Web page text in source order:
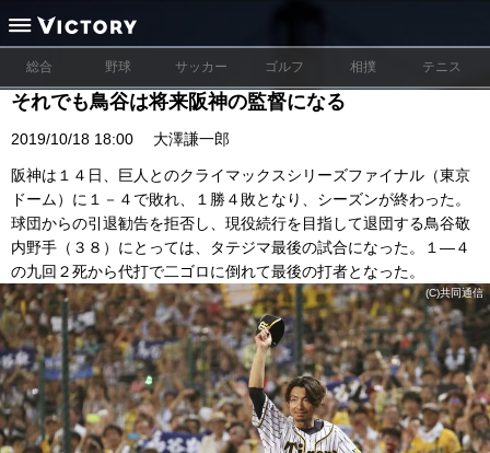
総合 野球 サッカー ゴルフ 相撲 テニス
それでも鳥谷は将来阪神の監督になる
2019/10/18 18:00 大澤謙一郎
阪神は１４日、巨人とのクライマックスシリーズファイナル（東京
ドーム）に１－４で敗れ、１勝４敗となり、シーズンが終わった。
球団からの引退勧告を拒否し、現役続行を目指して退団する鳥谷敬
内野手（３８）にとっては、タテジマ最後の試合になった。１―４
の九回２死から代打で二ゴロに倒れて最後の打者となった。
(C)共同通信